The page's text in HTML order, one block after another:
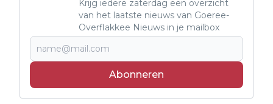
Krijg iedere zaterdag een overzicht
van het laatste nieuws van Goeree-
Overflakkee Nieuws in je mailbox
Abonneren